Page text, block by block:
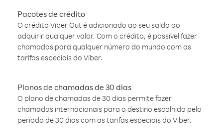
Pacotes de crédito
O crédito Viber Out é adicionado ao seu saldo ao
adquirir qualquer valor. Com o crédito, é possível fazer
chamadas para qualquer número do mundo com as
tarifas especiais do Viber.
Planos de chamadas de 30 dias
O plano de chamadas de 30 dias permite fazer
chamadas internacionais para o destino escolhido pelo
período de 30 dias com as tarifas especiais do Viber.